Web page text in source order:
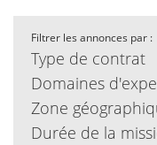
Filtrer les annonces par :
Type de contrat
Domaines
Zone
Durée de la